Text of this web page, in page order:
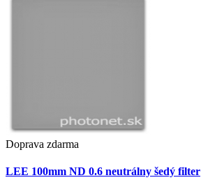
Doprava zdarma
LEE 100mm ND 0.6 neutrálny šedý filter